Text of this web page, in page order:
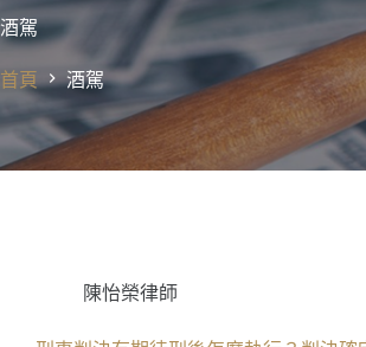
酒駕
首頁 酒駕
陳怡榮律師